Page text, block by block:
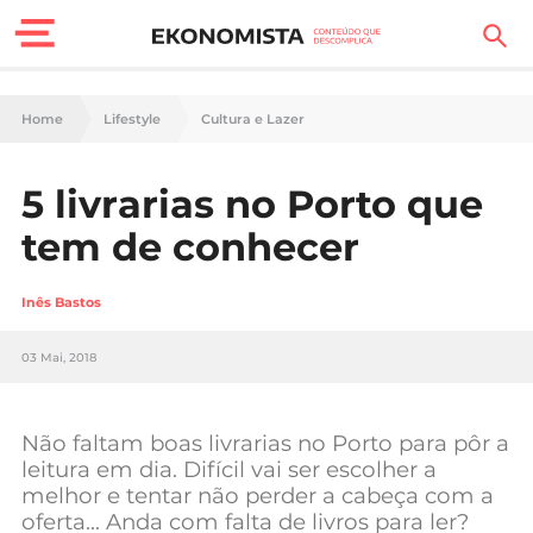
Finanças Pessoais
Carreira
Tecnologia
Negócios
Home Lifestyle Cultura e Lazer
5 livrarias no Porto que
tem de conhecer
Inês Bastos
03 Mai, 2018
Não faltam boas livrarias no Porto para pôr a
leitura em dia. Difícil vai ser escolher a
melhor e tentar não perder a cabeça com a
oferta… Anda com falta de livros para ler?